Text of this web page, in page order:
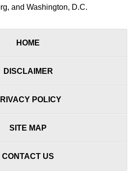
and Washington, D.C.
HOME
DISCLAIMER
POLICY
SITE MAP
CONTACT US